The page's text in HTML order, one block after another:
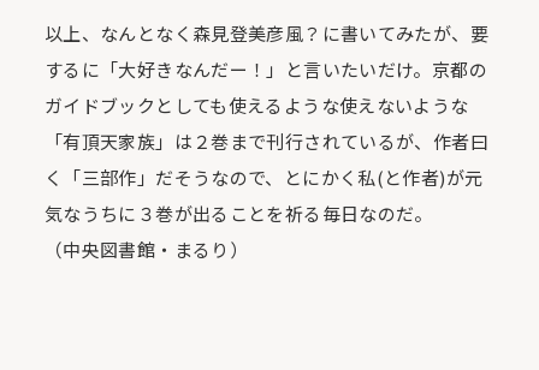
以上、なんとなく森見登美彦風？に書いてみたが、要
するに「大好きなんだー！」と言いたいだけ。京都の
ガイドブックとしても使えるような使えないような
「有頂天家族」は２巻まで刊行されているが、作者曰
く「三部作」だそうなので、とにかく私(と作者)が元
気なうちに３巻が出ることを祈る毎日なのだ。
（中央図書館・まるり）